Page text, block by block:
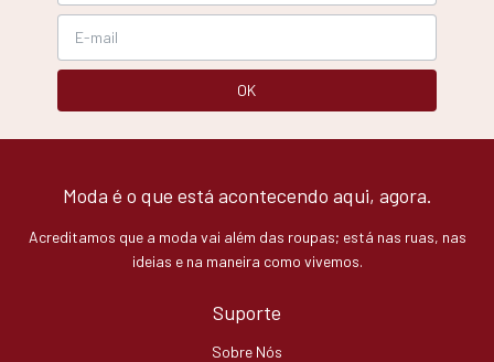
Moda é o que está acontecendo aqui, agora.
Acreditamos que a moda vai além das roupas; está nas ruas, nas
ideias e na maneira como vivemos.
Suporte
Sobre Nós